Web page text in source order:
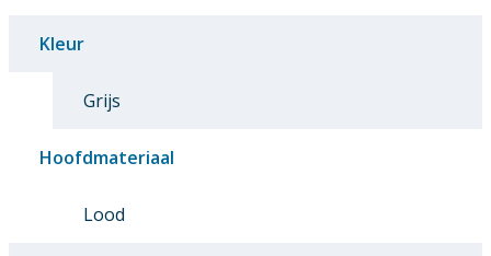
Kleur
Grijs
Hoofdmateriaal
Lood